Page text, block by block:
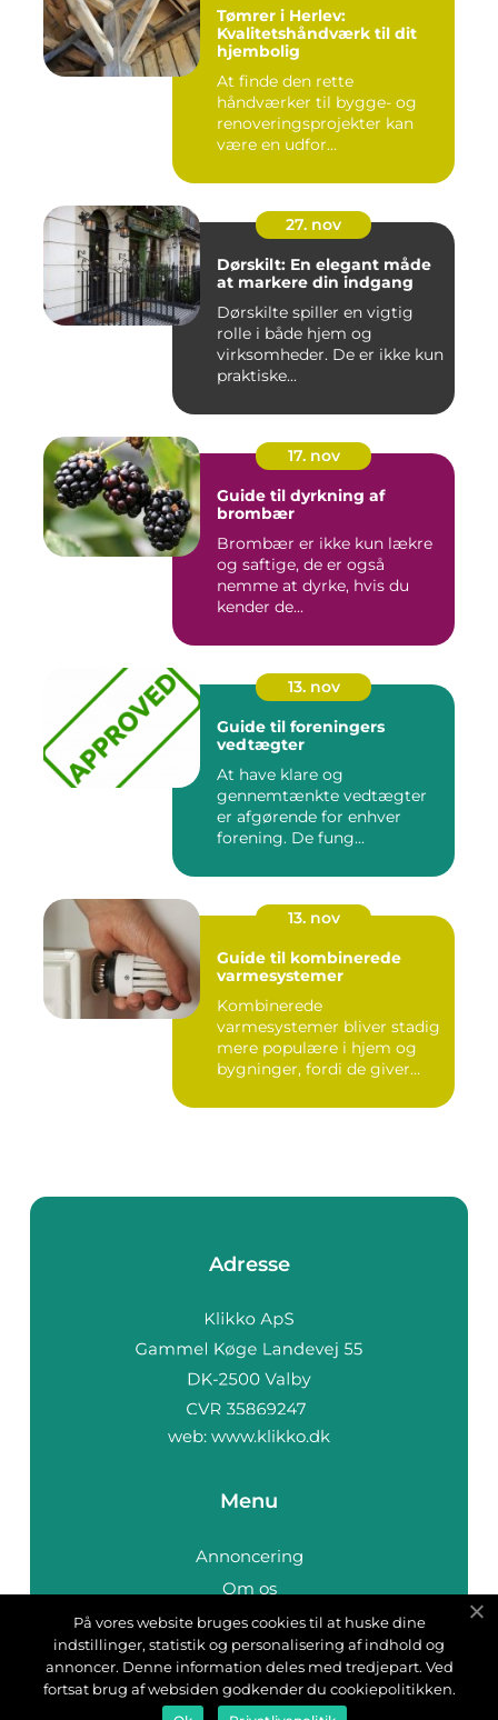
Tømrer i Herlev:
Kvalitetshåndværk til dit
hjembolig
At finde den rette
håndværker til bygge- og
renoveringsprojekter kan
være en udfor...
27. nov
Dørskilt: En elegant måde
at markere din indgang
Dørskilte spiller en vigtig
rolle i både hjem og
virksomheder. De er ikke kun
praktiske...
17. nov
Guide til dyrkning af
brombær
Brombær er ikke kun lækre
og saftige, de er også
nemme at dyrke, hvis du
kender de...
13. nov
Guide til foreningers
vedtægter
At have klare og
gennemtænkte vedtægter
er afgørende for enhver
forening. De fung...
13. nov
Guide til kombinerede
varmesystemer
Kombinerede
varmesystemer bliver stadig
mere populære i hjem og
bygninger, fordi de giver
Adresse
web: www.klikko.dk
Menu
Annoncering
Om os
Cookies
Kontakt os
Sitemap
På vores website bruges cookies til at huske dine
indstillinger, statistik og personalisering af indhold og
annoncer. Denne information deles med tredjepart. Ved
fortsat brug af websiden godkender du cookiepolitikken.